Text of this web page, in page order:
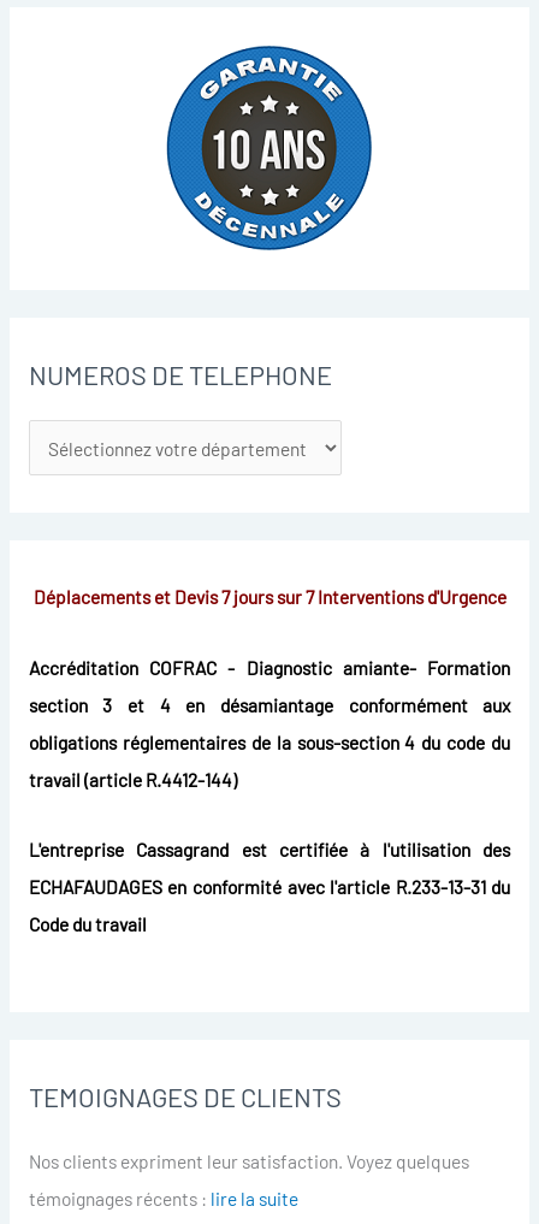
NUMEROS DE TELEPHONE
Déplacements et Devis 7 jours sur 7 Interventions d'Urgence
Accréditation COFRAC - Diagnostic amiante- Formation
section 3 et 4 en désamiantage conformément aux
obligations réglementaires de la sous-section 4 du code du
travail (article R.4412-144)
L'entreprise Cassagrand est certifiée à l'utilisation des
ECHAFAUDAGES en conformité avec l'article R.233-13-31 du
Code du travail
TEMOIGNAGES DE CLIENTS
Nos clients expriment leur satisfaction. Voyez quelques
témoignages récents : lire la suite